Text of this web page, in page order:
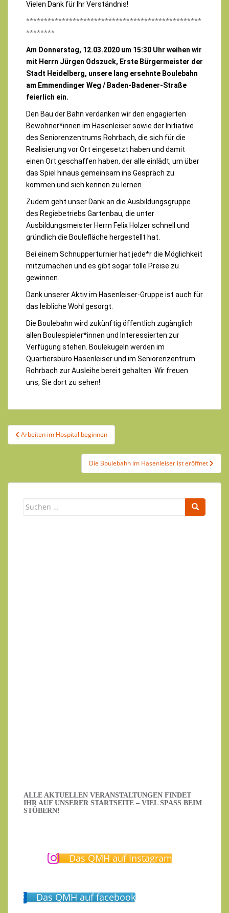
Vielen Dank für Ihr Verständnis!
*************************************************
********
Am Donnerstag, 12.03.2020 um 15:30 Uhr weihen wir
mit Herrn Jürgen Odszuck, Erste Bürgermeister der
Stadt Heidelberg, unsere lang ersehnte Boulebahn
am Emmendinger Weg / Baden-Badener-Straße
feierlich ein.
Den Bau der Bahn verdanken wir den engagierten
Bewohner*innen im Hasenleiser sowie der Initiative
des Seniorenzentrums Rohrbach, die sich für die
Realisierung vor Ort eingesetzt haben und damit
einen Ort geschaffen haben, der alle einlädt, um über
das Spiel hinaus gemeinsam ins Gespräch zu
kommen und sich kennen zu lernen.
Zudem geht unser Dank an die Ausbildungsgruppe
des Regiebetriebs Gartenbau, die unter
Ausbildungsmeister Herrn Felix Holzer schnell und
gründlich die Boulefläche hergestellt hat.
Bei einem Schnupperturnier hat jede*r die Möglichkeit
mitzumachen und es gibt sogar tolle Preise zu
gewinnen.
Dank unserer Aktiv im Hasenleiser-Gruppe ist auch für
das leibliche Wohl gesorgt.
Die Boulebahn wird zukünftig öffentlich zugänglich
allen Boulespieler*innen und Interessierten zur
Verfügung stehen. Boulekugeln werden im
Quartiersbüro Hasenleiser und im Seniorenzentrum
Rohrbach zur Ausleihe bereit gehalten. Wir freuen
uns, Sie dort zu sehen!
Arbeiten im Hospital beginnen
Die Boulebahn im Hasenleiser ist eröffnet
ALLE AKTUELLEN VERANSTALTUNGEN FINDET
IHR AUF UNSERER STARTSEITE – VIEL SPASS BEIM S
TÖBERN!
Das QMH auf Instagram
Das QMH auf facebook